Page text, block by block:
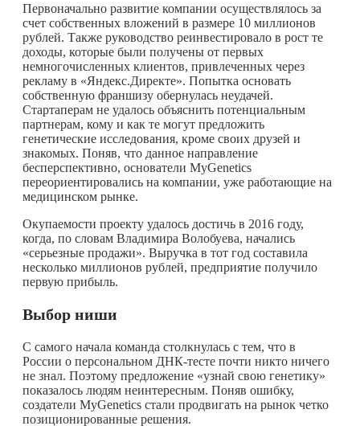
Первоначально развитие компании осуществлялось за
счет собственных вложений в размере 10 миллионов
рублей. Также руководство реинвестировало в рост те
доходы, которые были получены от первых
немногочисленных клиентов, привлеченных через
рекламу в «Яндекс.Директе». Попытка основать
собственную франшизу обернулась неудачей.
Стартаперам не удалось объяснить потенциальным
партнерам, кому и как те могут предложить
генетические исследования, кроме своих друзей и
знакомых. Поняв, что данное направление
бесперспективно, основатели MyGenetics
переориентировались на компании, уже работающие на
медицинском рынке.
Окупаемости проекту удалось достичь в 2016 году,
когда, по словам Владимира Волобуева, начались
«серьезные продажи». Выручка в тот год составила
несколько миллионов рублей, предприятие получило
первую прибыль.
Выбор ниши
С самого начала команда столкнулась с тем, что в
России о персональном ДНК-тесте почти никто ничего
не знал. Поэтому предложение «узнай свою генетику»
показалось людям неинтересным. Поняв ошибку,
создатели MyGenetics стали продвигать на рынок четко
позиционированные решения.